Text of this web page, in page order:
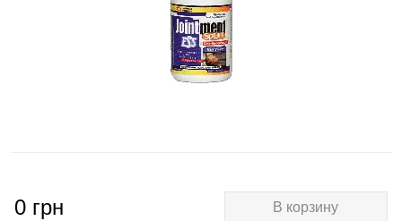
0 грн В корзину